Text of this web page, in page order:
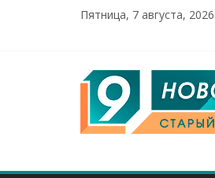
Пятница, 7 августа, 2026
9
Канал